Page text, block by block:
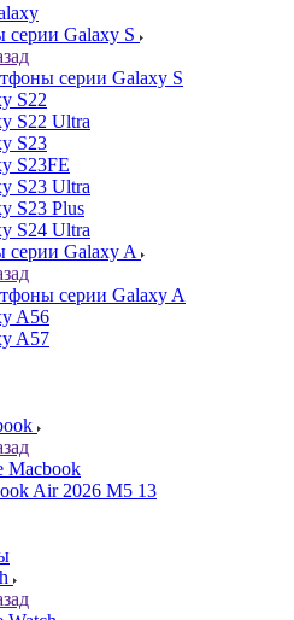
Galaxy S
серии Galaxy S
S22
S22 Ultra
S23
S23FE
S23 Ultra
S23 Plus
S24 Ultra
Galaxy A
серии Galaxy A
A56
A57
Macbook
Air 2026 M5 13